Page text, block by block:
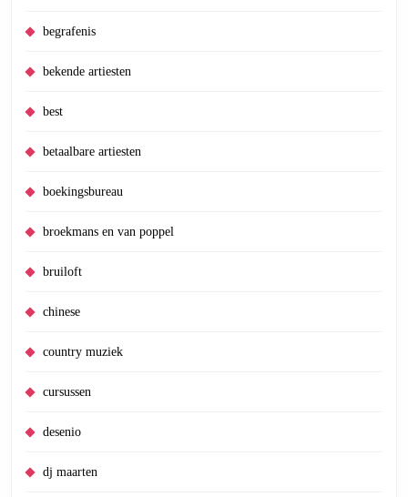
begrafenis
bekende artiesten
best
betaalbare artiesten
boekingsbureau
broekmans en van poppel
bruiloft
chinese
country muziek
cursussen
desenio
dj maarten